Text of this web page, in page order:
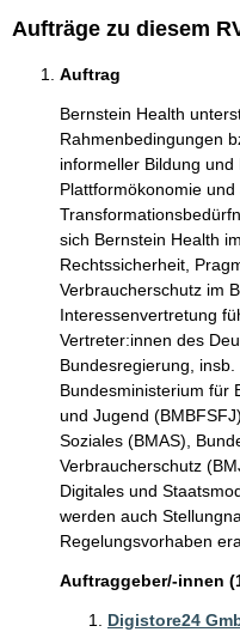
Aufträge zu diesem
Auftrag
Bernstein Health
Rahmenbedingungen
informeller Bildung
Plattformökonomie
sich Bernstein Health
Rechtssicherheit,
Verbraucherschutz im
Interessenvertretung
Vertreter:innen des
Bundesregierung,
Bundesministerium für
und Jugend
Soziales (BMAS),
Verbraucherschutz
Digitales und
werden auch
Regelungsvorhaben
Auftraggeber/-innen
Digistore24